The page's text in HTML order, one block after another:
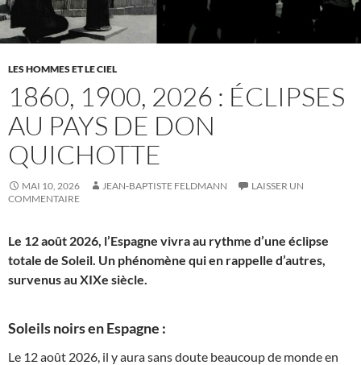
LES HOMMES ET LE CIEL
1860, 1900, 2026 : ÉCLIPSES
AU PAYS DE DON
QUICHOTTE
MAI 10, 2026 JEAN-BAPTISTE FELDMANN
LAISSER UN
COMMENTAIRE
Le 12 août 2026, l’Espagne vivra au rythme d’une éclipse
totale de Soleil. Un phénomène qui en rappelle d’autres,
survenus au XIXe siècle.
Soleils noirs en Espagne :
Le 12 août 2026, il y aura sans doute beaucoup de monde en